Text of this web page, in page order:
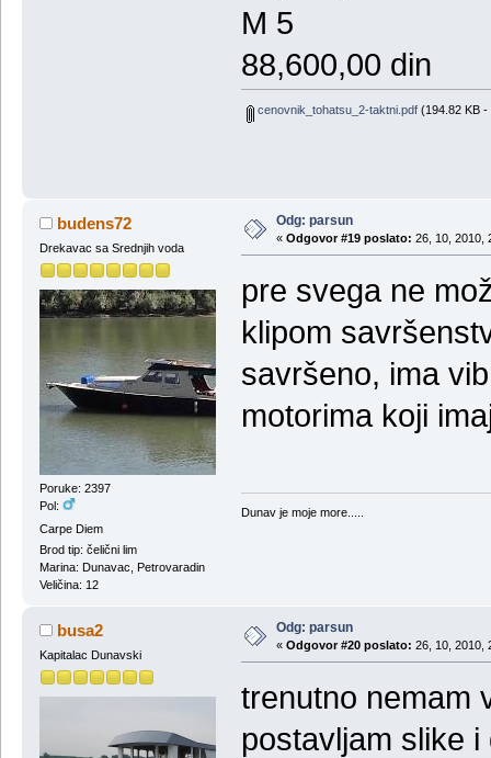
M 5
88,600,00 din
cenovnik_tohatsu_2-taktni.pdf(194.82 KB -
budens72
Drekavac sa Srednjih voda
Poruke: 2397
Pol:
Carpe Diem
Brod tip: čelični lim
Marina: Dunavac, Petrovaradin
Veličina: 12
Odg: parsun
« Odgovor #19 poslato: 26, 10, 2010,
pre svega ne
klipom
savršeno, ima
motorima koji
Dunav je moje more.....
busa2
Kapitalac Dunavski
Odg: parsun
« Odgovor #20 poslato: 26, 10, 2010,
trenutno nemam
postavljam slike